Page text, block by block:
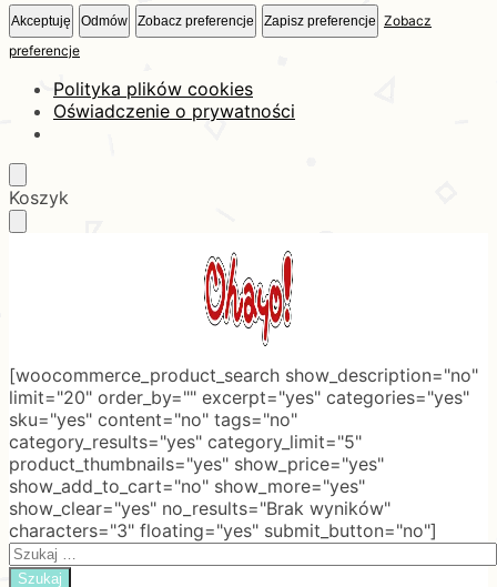
Akceptuję Odmów Zobacz preferencje Zapisz preferencje Zobacz
preferencje
Polityka plików cookies
Oświadczenie o prywatności
Skip
to
Skip
to
Koszyk
[woocommerce_product_search show_description="no"
limit="20" order_by="" excerpt="yes" categories="yes"
sku="yes" content="no" tags="no"
category_results="yes" category_limit="5"
product_thumbnails="yes" show_price="yes"
show_add_to_cart="no" show_more="yes"
show_clear="yes" no_results="Brak wyników"
characters="3" floating="yes" submit_button="no"]
Search
for: